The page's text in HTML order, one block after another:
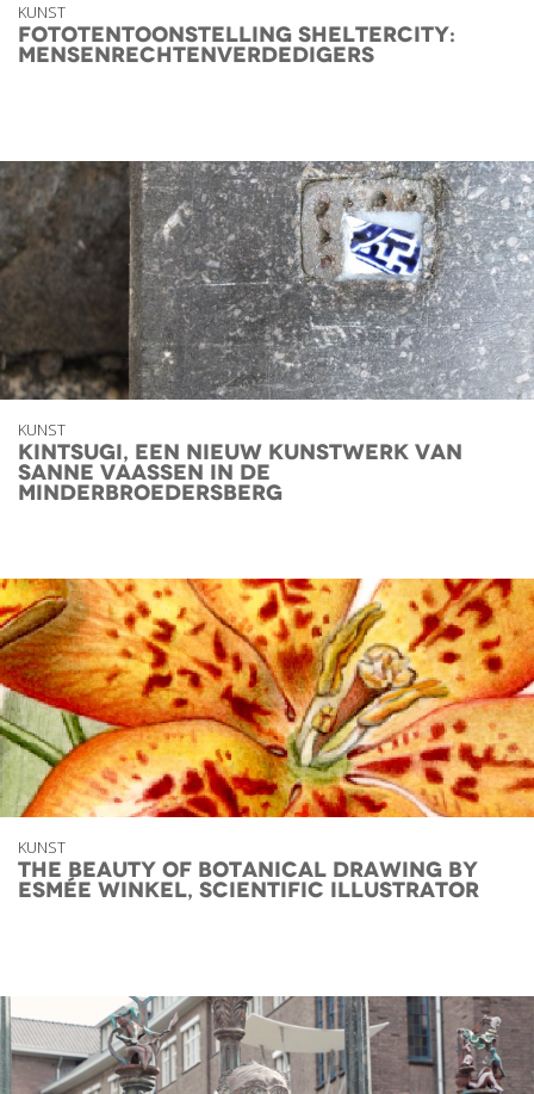
KUNST
fototentoonstelling Sheltercity:
mensenrechtenverdedigers
KUNST
Kintsugi, een nieuw kunstwerk van
Sanne Vaassen in de
Minderbroedersberg
KUNST
The Beauty of Botanical Drawing by
Esmée Winkel, scientific illustrator